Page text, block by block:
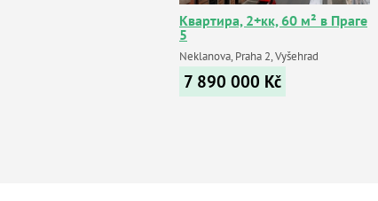
Квартира, 2+кк, 60 м² в Праге
5
Neklanova, Praha 2, Vyšehrad
7 890 000 Kč